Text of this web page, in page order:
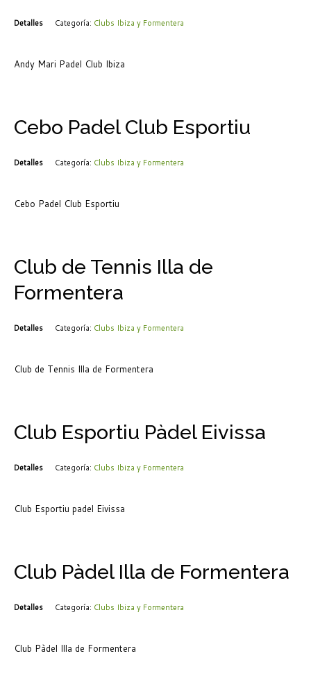
Detalles Categoría: Clubs Ibiza y Formentera
Andy Mari Padel Club Ibiza
Cebo Padel Club Esportiu
Detalles Categoría: Clubs Ibiza y Formentera
Cebo Padel Club Esportiu
Club de Tennis Illa de
Formentera
Detalles Categoría: Clubs Ibiza y Formentera
Club de Tennis Illa de Formentera
Club Esportiu Pàdel Eivissa
Detalles Categoría: Clubs Ibiza y Formentera
Club Esportiu padel Eivissa
Club Pàdel Illa de Formentera
Detalles Categoría: Clubs Ibiza y Formentera
Club Pàdel Illa de Formentera